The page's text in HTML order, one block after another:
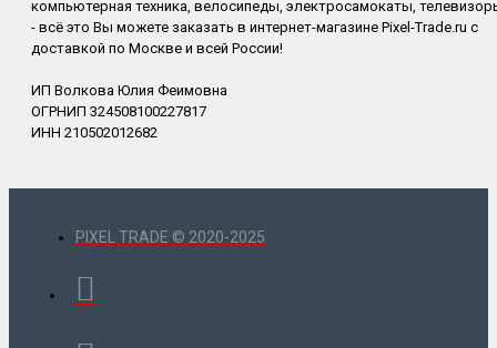
компьютерная техника, велосипеды, электросамокаты,
- всё это Вы можете заказать в интернет-магазине Pixel-Trade.ru с
доставкой по Москве и всей России!
ИП Волкова Юлия Феимовна
ОГРНИП 324508100227817
ИНН 210502012682
PIXEL TRADE © 2020-2025